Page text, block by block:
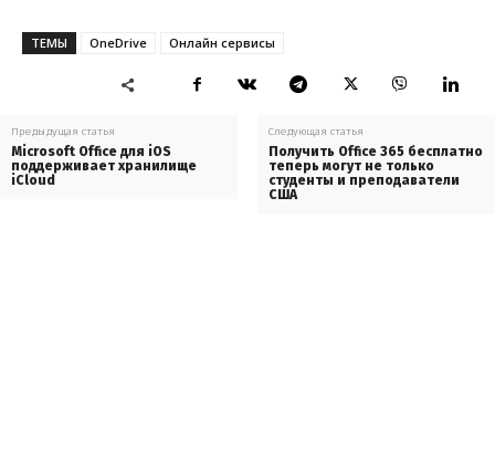
ТЕМЫ OneDrive Онлайн сервисы
Предыдущая статья
Microsoft Office для iOS
поддерживает хранилище
iCloud
Следующая статья
Получить Office 365 бесплатно
теперь могут не только
студенты и преподаватели
США